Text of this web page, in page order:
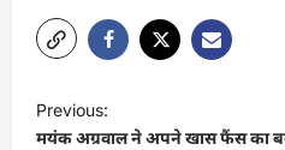
P
o
Previous:
मयंक अग्रवाल ने अपने खास फैंस का